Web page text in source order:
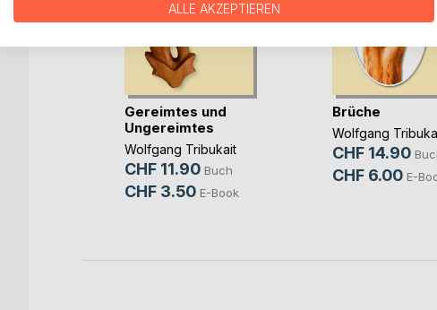
Gereimtes und
Ungereimtes
Wolfgang Tribukait
CHF 11.90 Buch
CHF 3.50 E-Book
Brüche
Wolfgang
CHF 14.90
CHF 6.00 E-
ALLE AKZEPTIEREN